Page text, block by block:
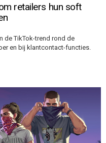
retailers hun soft
de TikTok-trend rond de
en bij klantcontact-functies.